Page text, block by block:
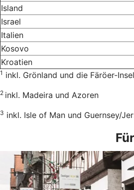
Island
Israel
Italien
Kosovo
Kroatien
1 inkl. Grönland und die Färöer-
2 inkl. Madeira und Azoren
3 inkl. Isle of Man und Guernsey/